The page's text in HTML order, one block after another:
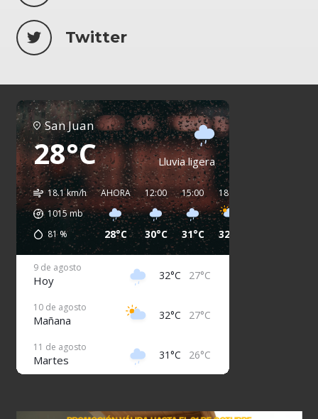
Twitter
San Juan
28°C Lluvia ligera
18.1 km/h
1015mb
81%
AHORA
28°C
12:00
30°C
15:00
31°C
18:00
32°C
9 de agosto
Hoy 32°C 27°C
10 de agosto
Mañana 32°C 27°C
11 de agosto
Martes 31°C 26°C